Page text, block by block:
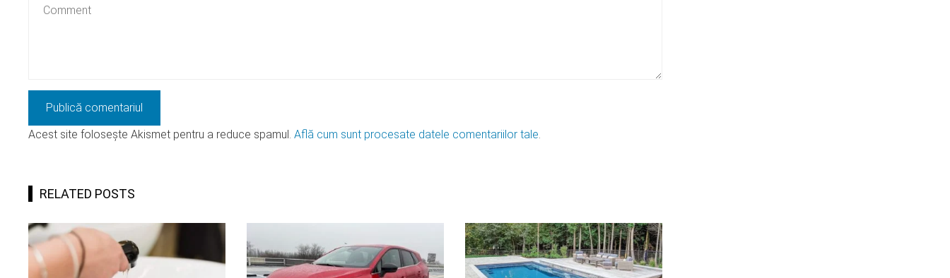
Acest site folosește Akismet pentru a reduce spamul. Află cum sunt procesate datele comentariilor tale.
RELATED POSTS